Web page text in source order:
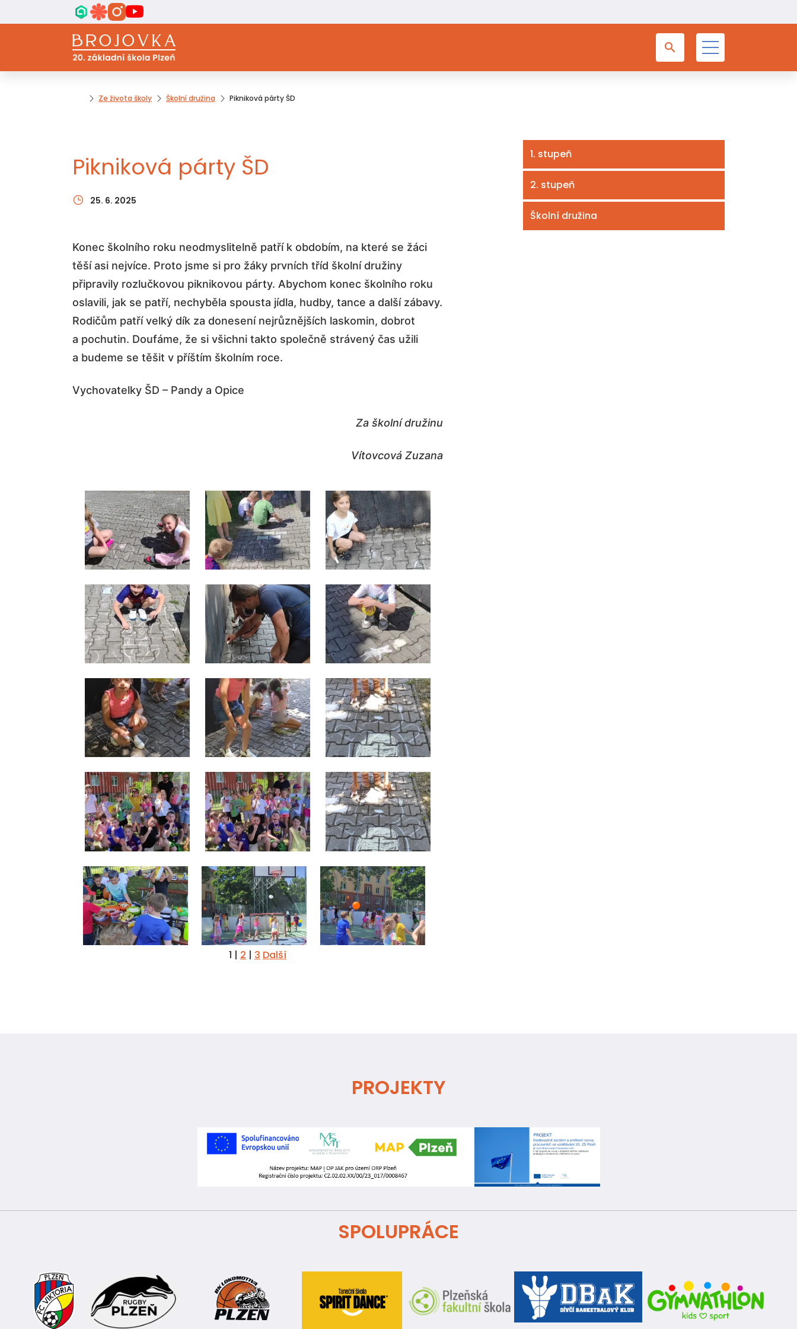
Ze života školy Školní družina Pikniková párty ŠD
Pikniková párty ŠD
25. 6. 2025
Konec školního roku neodmyslitelně patří k obdobím, na které se žáci
těší asi nejvíce. Proto jsme si pro žáky prvních tříd školní družiny
připravily rozlučkovou piknikovou párty. Abychom konec školního roku
oslavili, jak se patří, nechyběla spousta jídla, hudby, tance a další zábavy.
Rodičům patří velký dík za donesení nejrůznějších laskomin, dobrot
a pochutin. Doufáme, že si všichni takto společně strávený čas užili
a budeme se těšit v příštím školním roce.
Vychovatelky ŠD – Pandy a Opice
Za školní družinu
Vítovcová Zuzana
1 | 2 | 3 Další
1. stupeň
2. stupeň
Školní družina
PROJEKTY
SPOLUPRÁCE